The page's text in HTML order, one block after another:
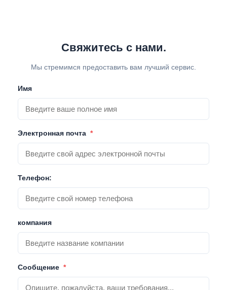
Свяжитесь с нами.
Мы стремимся предоставить вам лучший сервис.
Имя
Электронная почта *
Телефон:
компания
Сообщение *